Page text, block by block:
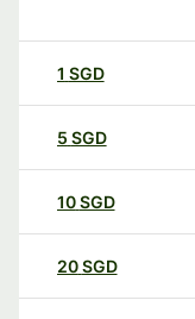
1 SGD
5 SGD
10SGD
20SGD